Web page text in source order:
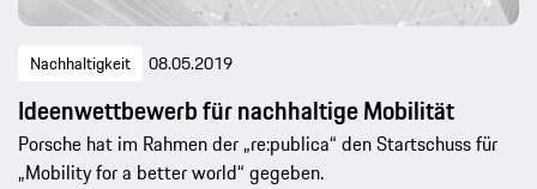
Nachhaltigkeit 08.05.2019
Ideenwettbewerb für nachhaltige Mobilität
Porsche hat im Rahmen der „re:publica“ den Startschuss für
„Mobility for a better world“ gegeben.